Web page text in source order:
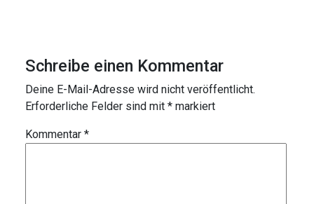
Schreibe einen Kommentar
Deine E-Mail-Adresse wird nicht veröffentlicht.
Erforderliche Felder sind mit * markiert
Kommentar *